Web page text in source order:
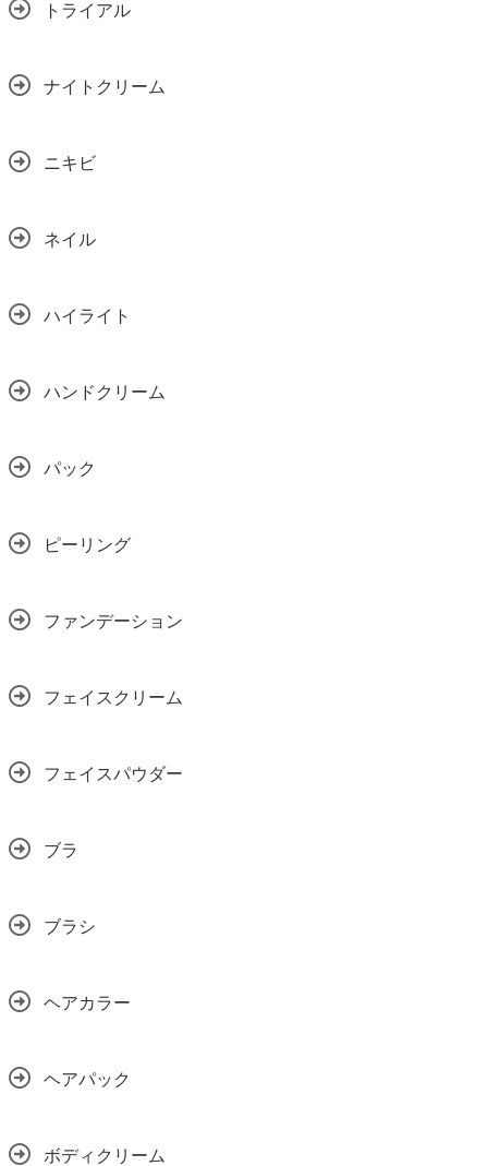
トライアル
ナイトクリーム
ニキビ
ネイル
ハイライト
ハンドクリーム
パック
ピーリング
ファンデーション
フェイスクリーム
フェイスパウダー
ブラ
ブラシ
ヘアカラー
ヘアパック
ボディクリーム